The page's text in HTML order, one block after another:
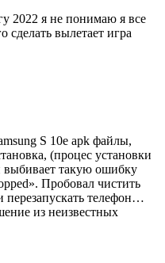
2022 я не понимаю я все
сделать вылетает игра
S 10e apk файлы,
(процес установки
выбивает такую ошибку
Пробовал чистить
перезапускать телефон…
из неизвестных